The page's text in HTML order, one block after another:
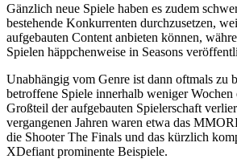
Gänzlich neue Spiele haben es zudem
bestehende Konkurrenten durchzusetzen,
aufgebauten Content anbieten können,
Spielen häppchenweise in Seasons
Unabhängig vom Genre ist dann oftmals zu
betroffene Spiele innerhalb weniger Wochen
Großteil der aufgebauten Spielerschaft
vergangenen Jahren waren etwa das
die Shooter The Finals und das kürzlich
XDefiant prominente Beispiele.